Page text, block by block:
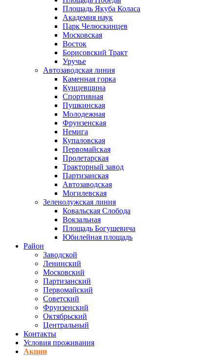
Площадь Якуба Коласа
Академия наук
Парк Челюскинцев
Московская
Восток
Борисовский Тракт
Уручье
Автозаводская линия
Каменная горка
Кунцевщина
Спортивная
Пушкинская
Молодежная
Фрунзенская
Немига
Купаловская
Первомайская
Пролетарская
Тракторный завод
Партизанская
Автозаводская
Могилевская
Зеленолужская линия
Ковальская Слобода
Вокзальная
Площадь Богушевича
Юбилейная площадь
Район
Заводской
Ленинский
Московский
Партизанский
Первомайский
Советский
Фрунзенский
Октябрьский
Центральный
Контакты
Условия проживания
Акции